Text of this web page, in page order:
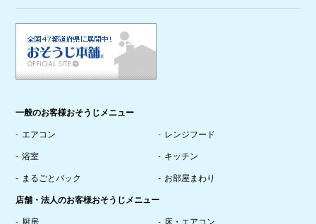
一般のお客様おそうじメニュー
エアコン レンジフード
浴室 キッチン
まるごとパック お部屋まわり
店舗・法人のお客様おそうじメニュー
厨房 床・エアコン